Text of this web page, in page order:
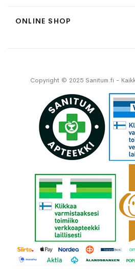
ONLINE SHOP
Copyright © 2025 Sanitum.fi -